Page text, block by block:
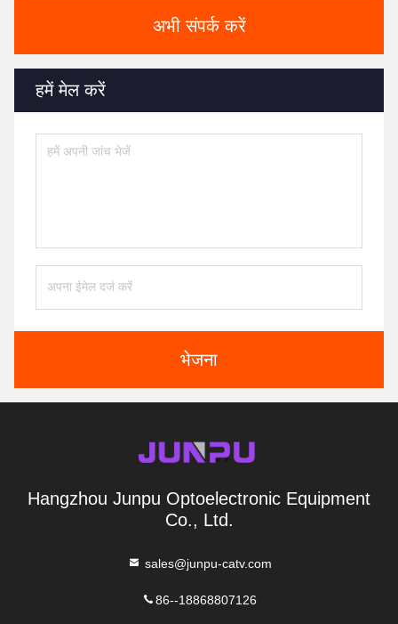
अभी संपर्क करें
हमें मेल करें
भेजना
Hangzhou Junpu Optoelectronic Equipment
Co., Ltd.
sales@junpu-catv.com
86--18868807126